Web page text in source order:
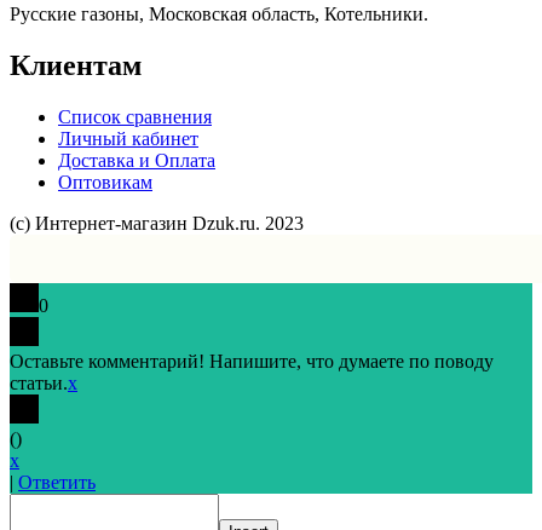
Русские газоны, Московская область, Котельники.
Клиентам
Список сравнения
Личный кабинет
Доставка и Оплата
Оптовикам
(с) Интернет-магазин Dzuk.ru. 2023
0
Оставьте комментарий! Напишите, что думаете по поводу
статьи.x
()
x
| Ответить